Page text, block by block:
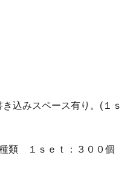
込みスペース有り。(１ｓ
類 １ｓｅｔ：３００個